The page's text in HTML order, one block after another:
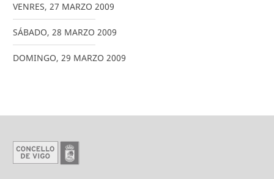
VENRES, 27 MARZO 2009
SÁBADO, 28 MARZO 2009
DOMINGO, 29 MARZO 2009